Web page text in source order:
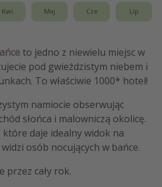
podróżnicze
Kwi Maj Cze Lip
to jedno z niewielu miejsc w
pod gwieździstym niebem i
To właściwie 1000* hotel!
namiocie obserwując
słońca i malowniczą okolicę.
które daje idealny widok na
osób nocujących w bańce.
przez cały rok.